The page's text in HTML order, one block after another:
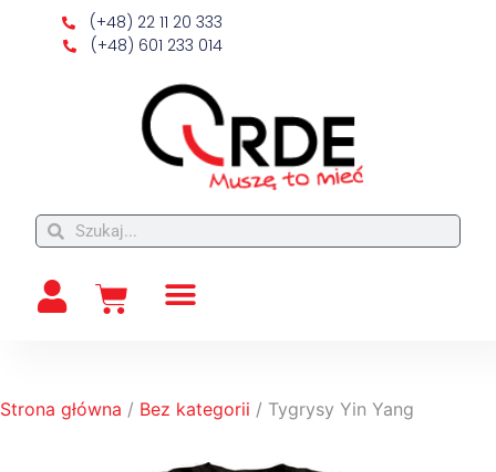
(+48) 22 11 20 333
(+48) 601 233 014
Strona główna / Bez kategorii / Tygrysy Yin Yang